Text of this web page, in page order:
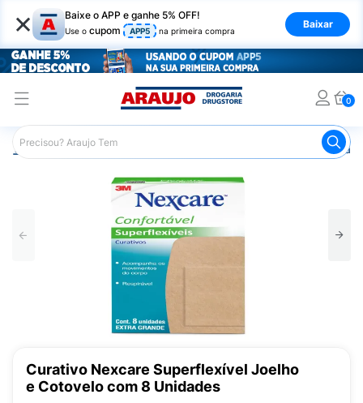
× Baixe o APP e ganhe 5% OFF!
Use o cupom APP5 na primeira compra
Baixar
0
Araujo Saúde e Bem Estar
Curativo Nexcare Superflexível Joelho
e Cotovelo com 8 Unidades